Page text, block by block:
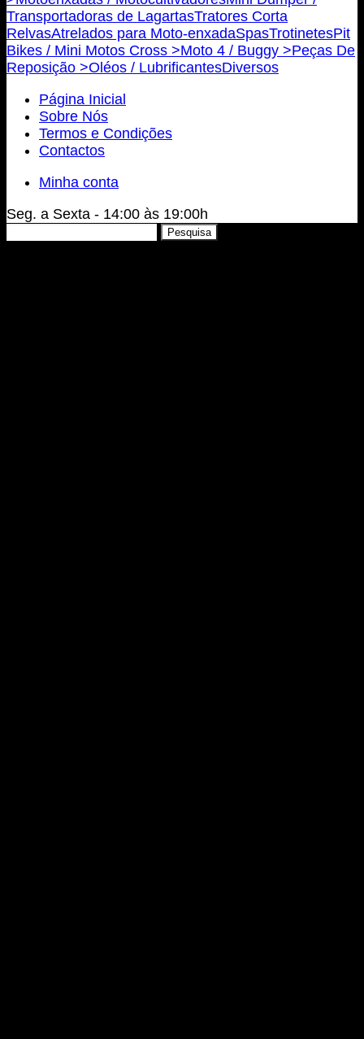
Transportadoras de LagartasTratores Corta
RelvasAtrelados para Moto-enxadaSpasTrotinetesPit
Bikes / Mini Motos Cross >Moto 4 / Buggy >Peças De
Reposição >Oléos / LubrificantesDiversos
Página Inicial
Sobre Nós
Termos e Condições
Contactos
Minha conta
Seg. a Sexta - 14:00 às 19:00h
Pesquisa